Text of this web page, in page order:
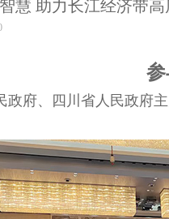
慧 助力长江经济带
政府、四川省人民政府